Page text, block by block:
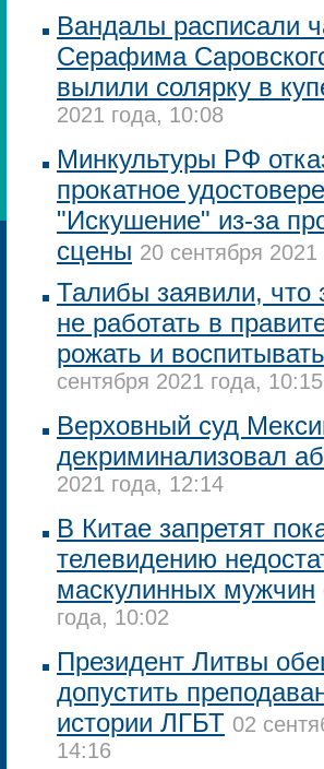
Вандалы расписали
Серафима
вылили солярку в
2021 года, 10:08
Минкультуры РФ
прокатное
"Искушение" из-за
сцены 20 сентября
Талибы заявили,
не работать в
рожать и
сентября 2021 года, 10:15
Верховный суд
декриминализовал
2021 года, 12:14
В Китае запретят
телевидению
маскулинных мужчин
года, 10:02
Президент Литвы
допустить
истории ЛГБТ 02
14:16